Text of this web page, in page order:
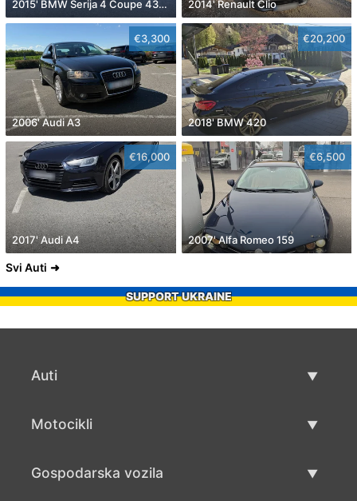
2015' BMW Serija 4 Coupe 430D 2014' Renault Clio
€3,300
2006' Audi A3
€20,200
2018' BMW 420
€16,000
2017' Audi A4
€6,500
2007' Alfa Romeo 159
Svi Auti
SUPPORT UKRAINE
Auti
Motocikli
Gospodarska vozila